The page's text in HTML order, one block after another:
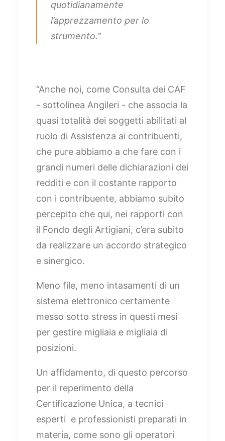
quotidianamente
l’apprezzamento per lo
strumento.”
“Anche noi, come Consulta dei CAF
- sottolinea Angileri - che associa la
quasi totalità dei soggetti abilitati al
ruolo di Assistenza ai contribuenti,
che pure abbiamo a che fare con i
grandi numeri delle dichiarazioni dei
redditi e con il costante rapporto
con i contribuente, abbiamo subito
percepito che qui, nei rapporti con
il Fondo degli Artigiani, c’era subito
da realizzare un accordo strategico
e sinergico.
Meno file, meno intasamenti di un
sistema elettronico certamente
messo sotto stress in questi mesi
per gestire migliaia e migliaia di
posizioni.
Un affidamento, di questo percorso
per il reperimento della
Certificazione Unica, a tecnici
esperti e professionisti preparati in
materia, come sono gli operatori